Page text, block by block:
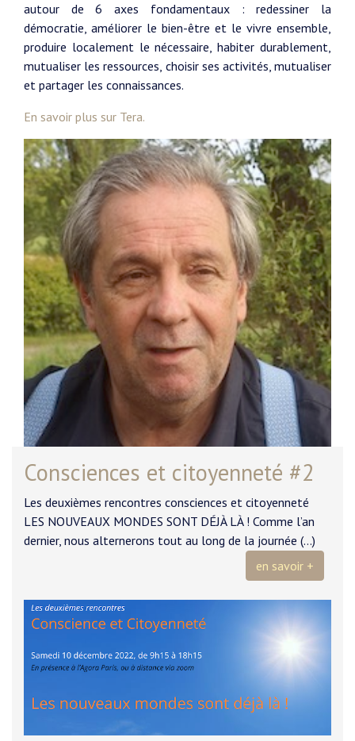
autour de 6 axes fondamentaux : redessiner la
démocratie, améliorer le bien-être et le vivre ensemble,
produire localement le nécessaire, habiter durablement,
mutualiser les ressources, choisir ses activités, mutualiser
et partager les connaissances.
En savoir plus sur Tera.
Consciences et citoyenneté #2
Les deuxièmes rencontres consciences et citoyenneté
LES NOUVEAUX MONDES SONT DÉJÀ LÀ ! Comme l’an
dernier, nous alternerons tout au long de la journée (…)
en savoir +